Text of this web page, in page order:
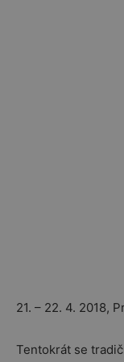
21. – 22. 4. 2018,
Tentokrát se